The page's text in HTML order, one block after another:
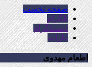
صفحه نخست
تلگرام
اینستاگرام
آپارات
اطعام مهدوی